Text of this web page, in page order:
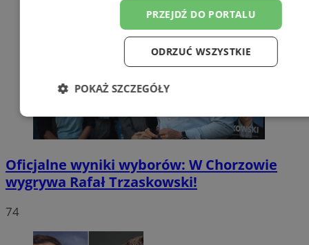
Oficjalne wyniki wyborów: W Chorzowie
wygrywa Rafał Trzaskowski!
74
PRZEJDŹ DO PORTALU
ODRZUĆ WSZYSTKIE
POKAŻ SZCZEGÓŁY
Niezbędne Wydajność
Funkcjonalność